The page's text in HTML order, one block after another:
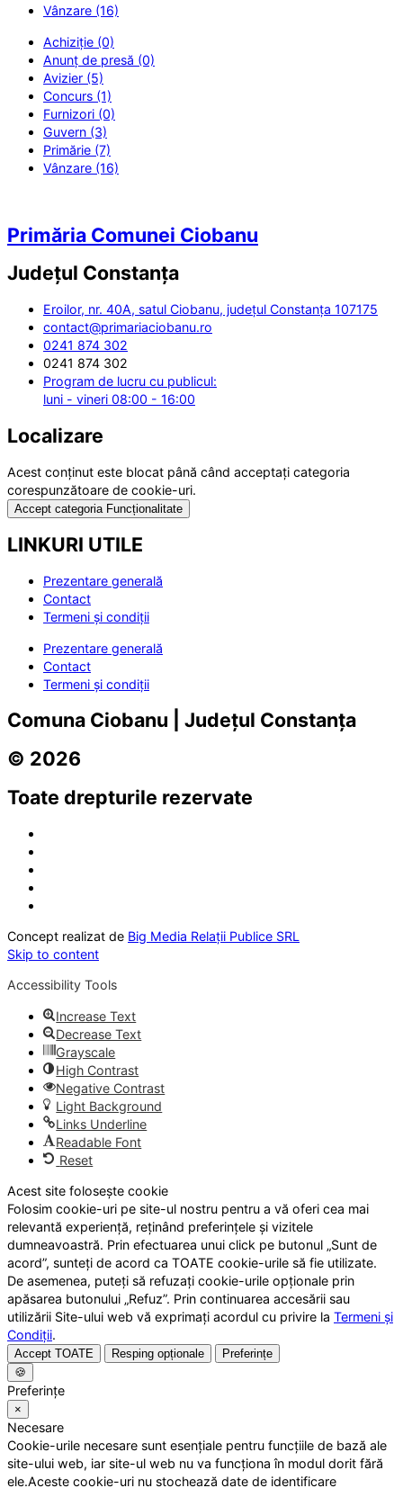
Vânzare (16)
Achiziție (0)
Anunț de presă (0)
Avizier (5)
Concurs (1)
Furnizori (0)
Guvern (3)
Primărie (7)
Vânzare (16)
Primăria Comunei Ciobanu
Județul Constanța
Eroilor, nr. 40A, satul Ciobanu, județul Constanța 107175
contact@primariaciobanu.ro
0241 874 302
0241 874 302
Program de lucru cu publicul:
luni - vineri 08:00 - 16:00
Localizare
Acest conținut este blocat până când acceptați categoria
corespunzătoare de cookie-uri.
Accept categoria Funcționalitate
LINKURI UTILE
Prezentare generală
Contact
Termeni și condiții
Prezentare generală
Contact
Termeni și condiții
Comuna Ciobanu | Județul Constanța
© 2026
Toate drepturile rezervate
Concept realizat de Big Media Relații Publice SRL
Skip to content
Accessibility Tools
Increase Text
Decrease Text
Grayscale
High Contrast
Negative Contrast
Light Background
Links Underline
Readable Font
Reset
Acest site folosește cookie
Folosim cookie-uri pe site-ul nostru pentru a vă oferi cea mai
relevantă experiență, reținând preferințele și vizitele
dumneavoastră. Prin efectuarea unui click pe butonul „Sunt de
acord”, sunteți de acord ca TOATE cookie-urile să fie utilizate.
De asemenea, puteți să refuzați cookie-urile opționale prin
apăsarea butonului „Refuz”. Prin continuarea accesării sau
utilizării Site-ului web vă exprimați acordul cu privire la Termeni și
Condiții.
Accept TOATE Resping opționale
Preferințe
🍪
Preferințe
×
Necesare
Cookie-urile necesare sunt esențiale pentru funcțiile de bază ale
site-ului web, iar site-ul web nu va funcționa în modul dorit fără
ele.Aceste cookie-uri nu stochează date de identificare